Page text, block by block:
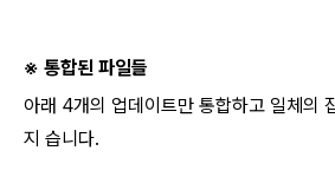
※ 통합된 파일들
아래 4개의 업데이트만 통합하고 일체의
지 습니다.